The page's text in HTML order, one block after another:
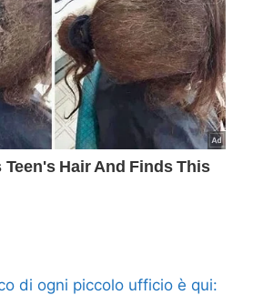
di ogni piccolo ufficio è qui: